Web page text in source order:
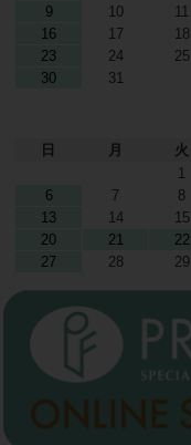
9
10 11
16
17 18
23
24 25
30
31
日
月 火
1
6
7 8
13
14 15
20
21 22
27
28 29